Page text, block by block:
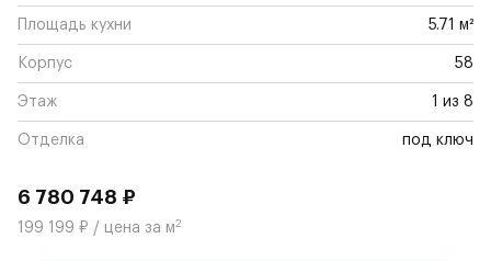
Площадь кухни 5.71 м²
Корпус 58
Этаж 1 из 8
Отделка под ключ
6 780 748 ₽
199 199 ₽ / цена за м2